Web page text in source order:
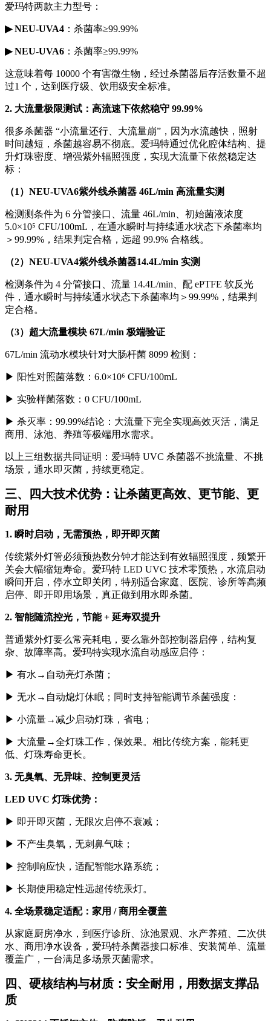
爱玛特两款主力型号：
▶NEU-UVA4 ：杀菌率≥99.99%
▶NEU-UVA6 ：杀菌率≥99.99%
这意味着每 10000 个有害微生物，经过杀菌器后存活数量不超
过1 个，达到医疗级、饮用级安全标准。
2. 大流量极限测试：高流速下依然稳守 99.99%
很多杀菌器 “小流量还行、大流量崩”，因为水流越快，照射
时间越短，杀菌越容易不彻底。爱玛特通过优化腔体结构、提
升灯珠密度、增强紫外辐照强度，实现大流量下依然稳定达
标：
（1）NEU-UVA6紫外线杀菌器 46L/min 高流量实测
检测测条件为 6 分管接口、流量 46L/min、初始菌液浓度
5.0×10⁵ CFU/100mL，在通水瞬时与持续通水状态下杀菌率均
＞99.99%，结果判定合格，远超 99.9% 合格线。
（2）NEU-UVA4紫外线杀菌器14.4L/min 实测
检测条件为 4 分管接口、流量 14.4L/min、配 ePTFE 软反光
件，通水瞬时与持续通水状态下杀菌率均＞99.99%，结果判
定合格。
（3）超大流量模块 67L/min 极端验证
67L/min 流动水模块针对大肠杆菌 8099 检测：
▶ 阳性对照菌落数：6.0×10⁶ CFU/100mL
▶ 实验样菌落数：0 CFU/100mL
▶ 杀灭率：99.99%结论：大流量下完全实现高效灭活，满足
商用、泳池、养殖等极端用水需求。
以上三组数据共同证明：爱玛特 UVC 杀菌器不挑流量、不挑
场景，通水即灭菌，持续更稳定。
三、四大技术优势：让杀菌更高效、更节能、更
耐用
1. 瞬时启动，无需预热，即开即灭菌
传统紫外灯管必须预热数分钟才能达到有效辐照强度，频繁开
关会大幅缩短寿命。爱玛特 LED UVC 技术零预热，水流启动
瞬间开启，停水立即关闭，特别适合家庭、医院、诊所等高频
启停、即开即用场景，真正做到用水即杀菌。
2. 智能随流控光，节能 + 延寿双提升
普通紫外灯要么常亮耗电，要么靠外部控制器启停，结构复
杂、故障率高。爱玛特实现水流自动感应启停：
▶ 有水→自动亮灯杀菌；
▶ 无水→自动熄灯休眠；同时支持智能调节杀菌强度：
▶ 小流量→减少启动灯珠，省电；
▶ 大流量→全灯珠工作，保效果。相比传统方案，能耗更
低、灯珠寿命更长。
3. 无臭氧、无异味、控制更灵活
LED UVC 灯珠优势：
▶ 即开即灭菌，无限次启停不衰减；
▶ 不产生臭氧，无刺鼻气味；
▶ 控制响应快，适配智能水路系统；
▶ 长期使用稳定性远超传统汞灯。
4. 全场景稳定适配：家用 / 商用全覆盖
从家庭厨房净水，到医疗诊所、泳池景观、水产养殖、二次供
水、商用净水设备，爱玛特杀菌器接口标准、安装简单、流量
覆盖广，一台满足多场景灭菌需求。
四、硬核结构与材质：安全耐用，用数据支撑品
质